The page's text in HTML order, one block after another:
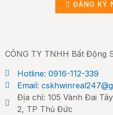
ĐĂNG KÝ
CÔNG TY TNHH Bất Động
Hotline: 0916-112-339
Email:
Địa chỉ: 105 Vành Đai
2, TP Thủ Đức